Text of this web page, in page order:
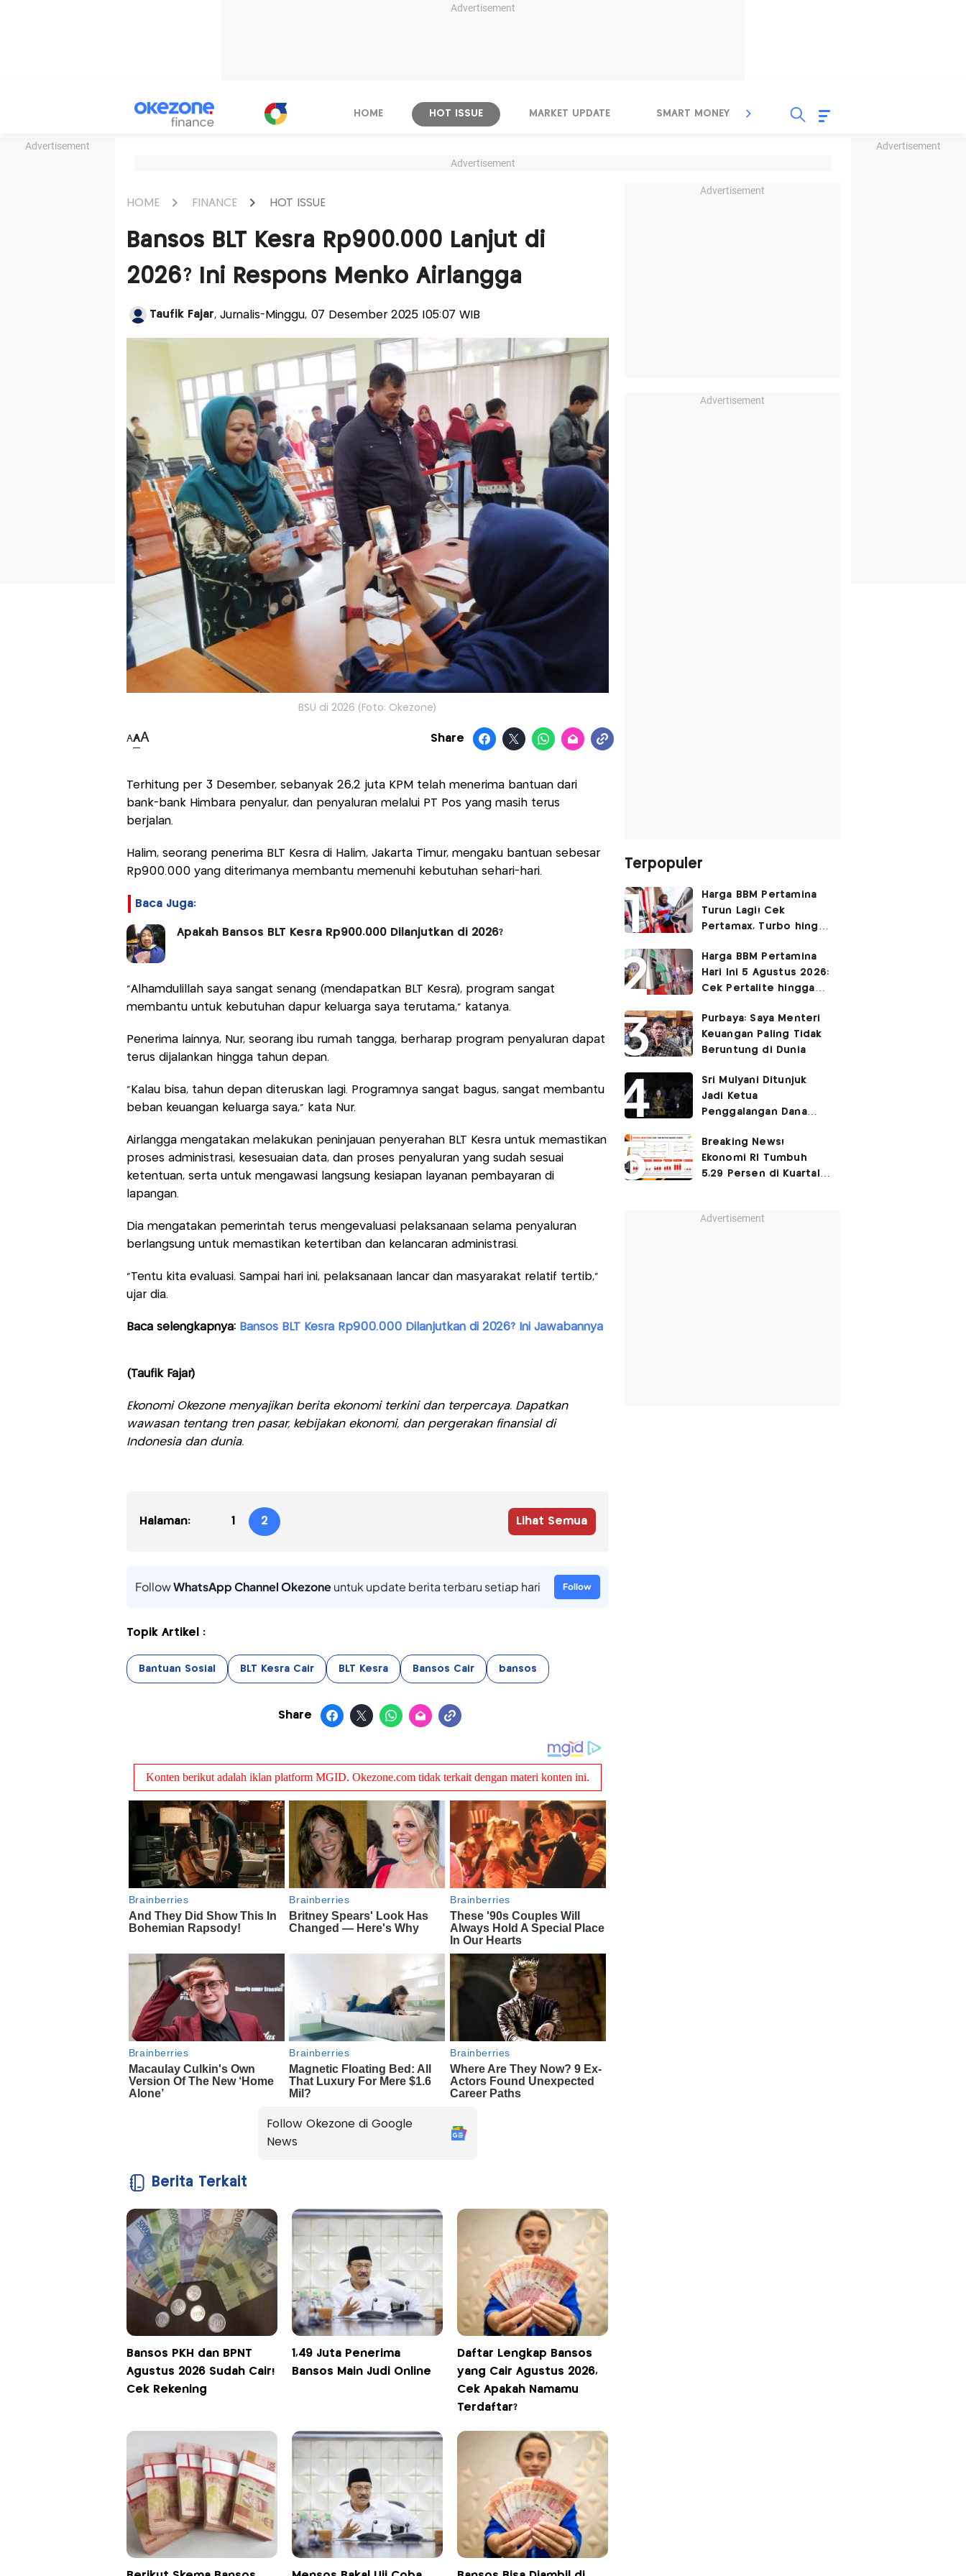
Advertisement
Advertisement Advertisement
HOME HOT ISSUE MARKET UPDATE SMART MONEY INSPIRASI BISNIS
Advertisement
HOME FINANCE HOT ISSUE
Bansos BLT Kesra Rp900.000 Lanjut di
2026? Ini Respons Menko Airlangga
Taufik Fajar, Jurnalis-Minggu, 07 Desember 2025 |05:07 WIB
BSU di 2026 (Foto: Okezone)
AAA Share
Terhitung per 3 Desember, sebanyak 26,2 juta KPM telah menerima bantuan dari
bank-bank Himbara penyalur, dan penyaluran melalui PT Pos yang masih terus
berjalan.
Halim, seorang penerima BLT Kesra di Halim, Jakarta Timur, mengaku bantuan sebesar
Rp900.000 yang diterimanya membantu memenuhi kebutuhan sehari-hari.
Baca Juga:
Apakah Bansos BLT Kesra Rp900.000 Dilanjutkan di 2026?
“Alhamdulillah saya sangat senang (mendapatkan BLT Kesra), program sangat
membantu untuk kebutuhan dapur keluarga saya terutama,” katanya.
Penerima lainnya, Nur, seorang ibu rumah tangga, berharap program penyaluran dapat
terus dijalankan hingga tahun depan.
“Kalau bisa, tahun depan diteruskan lagi. Programnya sangat bagus, sangat membantu
beban keuangan keluarga saya,” kata Nur.
Airlangga mengatakan melakukan peninjauan penyerahan BLT Kesra untuk memastikan
proses administrasi, kesesuaian data, dan proses penyaluran yang sudah sesuai
ketentuan, serta untuk mengawasi langsung kesiapan layanan pembayaran di
lapangan.
Dia mengatakan pemerintah terus mengevaluasi pelaksanaan selama penyaluran
berlangsung untuk memastikan ketertiban dan kelancaran administrasi.
“Tentu kita evaluasi. Sampai hari ini, pelaksanaan lancar dan masyarakat relatif tertib,”
ujar dia.
Baca selengkapnya: Bansos BLT Kesra Rp900.000 Dilanjutkan di 2026? Ini Jawabannya
(Taufik Fajar)
Ekonomi Okezone menyajikan berita ekonomi terkini dan terpercaya. Dapatkan
wawasan tentang tren pasar, kebijakan ekonomi, dan pergerakan finansial di
Indonesia dan dunia.
Halaman: 1 2 Lihat Semua
FollowWhatsApp Channel Okezoneuntuk update berita terbaru setiap hari Follow
Topik Artikel :
Bantuan Sosial BLT Kesra Cair BLT Kesra Bansos Cair bansos
Share
Follow Okezone di Google
News
Berita Terkait
Bansos PKH dan BPNT
Agustus 2026 Sudah Cair!
Cek Rekening
1,49 Juta Penerima
Bansos Main Judi Online
Daftar Lengkap Bansos
yang Cair Agustus 2026,
Cek Apakah Namamu
Terdaftar?
Advertisement
Advertisement
Terpopuler
Harga BBM Pertamina
Turun Lagi! Cek
Pertamax, Turbo hingga
Agustus 2026
Harga BBM Pertamina
Hari Ini 5 Agustus 2026:
Cek Pertalite hingga
Turun
Purbaya: Saya Menteri
Keuangan Paling Tidak
Beruntung di Dunia
Sri Mulyani Ditunjuk
Jadi Ketua
Penggalangan Dana
Breaking News!
Ekonomi RI Tumbuh
5,29 Persen di Kuartal
Advertisement